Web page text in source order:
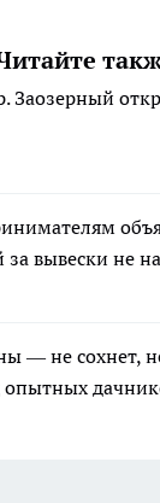
Заозерный
вывески не
— не сохнет,
опытных